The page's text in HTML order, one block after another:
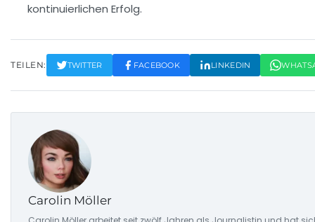
kontinuierlichen Erfolg.
TEILEN: TWITTER FACEBOOK LINKEDIN
Carolin Möller